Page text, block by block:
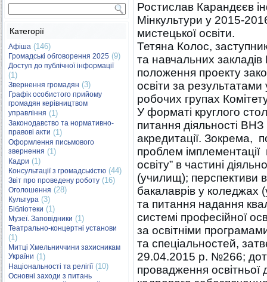
Категорії
Афіша (146)
Громадські обговорення 2025 (9)
Доступ до публічної інформації
(1)
Звернення громадян (3)
Графік особистого прийому
громадян керівництвом
управління (1)
Законодавство та нормативно-
правові акти (1)
Оформлення письмового
звернення (1)
Кадри (1)
Консультації з громадськістю (44)
Звіт про проведену роботу (16)
Оголошення (28)
Культура (3)
Бібліотеки (1)
Музеї. Заповідники (1)
Театрально-концертні установи
(1)
Митці Хмельниччини захисникам
України (1)
Національності та релігії(10)
Основні заходи з питань
Ростислав Карандєєв
Мінкультури у 2015-
мистецької освіти.
Тетяна Колос,
та навчальних
положення проекту
освіти за результатами
робочих групах
У форматі круглого
питання діяльності ВНЗ
акредитації. Зокрема,
проблем
освіту” в частині
(училищ); перспективи
бакалаврів у коледжах
та питання надання
системі професійної
за освітніми
та спеціальностей,
29.04.2015 р. №266;
провадження освітньої